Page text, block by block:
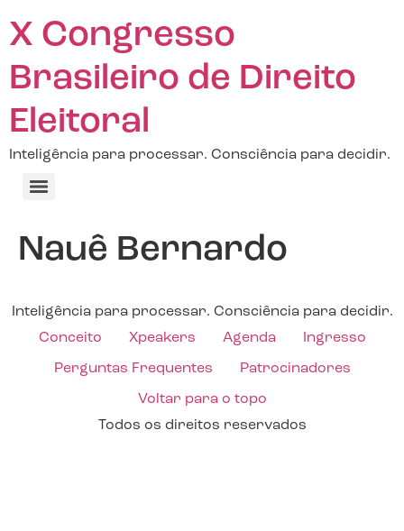
X Congresso
Brasileiro de Direito
Eleitoral
Inteligência para processar. Consciência para decidir.
Nauê Bernardo
Inteligência para processar. Consciência para decidir.
Conceito
Xpeakers Agenda Ingresso
Perguntas Frequentes Patrocinadores
Voltar para o topo
Todos os direitos reservados